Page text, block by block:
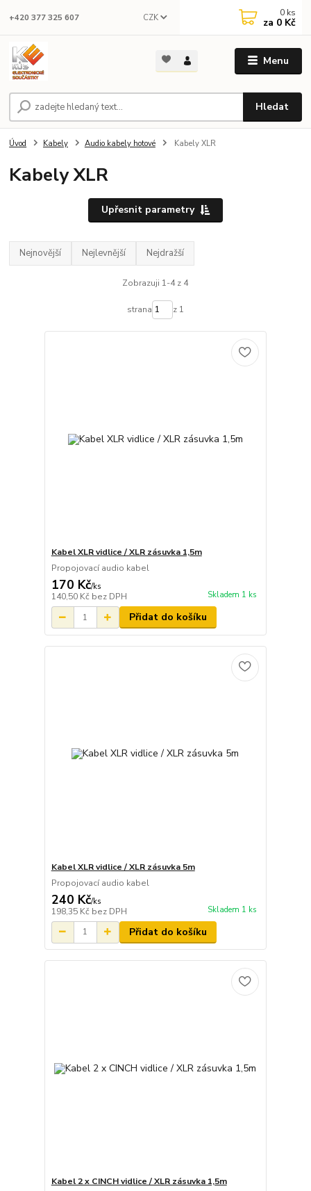
Menu
CZK
Hledat
+420 377 325 607 0 ks
za 0 Kč
Úvod Kabely Audio kabely hotové Kabely XLR
Kabely XLR
Upřesnit parametry
Nejnovější Nejlevnější Nejdražší
Zobrazuji 1-4 z 4
strana z 1
Kabel XLR vidlice / XLR zásuvka 1,5m
Propojovací audio kabel
170 Kč/ks
140,50 Kč bez DPH Skladem 1 ks
Přidat do košíku
Kabel XLR vidlice / XLR zásuvka 5m
Propojovací audio kabel
240 Kč/ks
198,35 Kč bez DPH Skladem 1 ks
Přidat do košíku
Kabel 2 x CINCH vidlice / XLR zásuvka 1,5m